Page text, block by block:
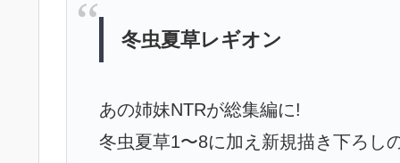
冬虫夏草レギオン
あの姉妹NTRが総集編に!
冬虫夏草1〜8に加え新規描き下ろし